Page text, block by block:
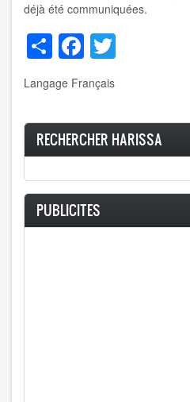
déjà été communiquées.
ShareFacebook
Langage Français
RECHERCHER HARISSA
PUBLICITES